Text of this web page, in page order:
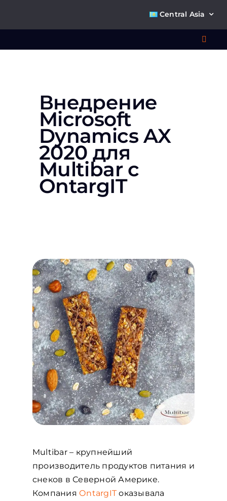
Central Asia
Внедрение
Microsoft
Dynamics AX
2020 для
Multibar с
OntargIT
Multibar – крупнейший
производитель продуктов питания и
снеков в Северной Америке.
Компания ОntargITоказывала